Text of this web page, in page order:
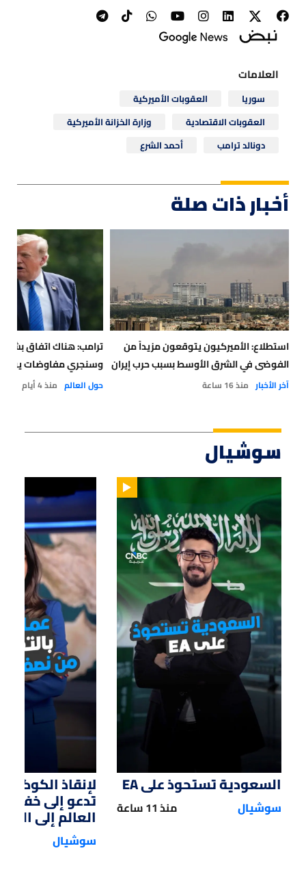
العلامات
سوريا
العقوبات الأميركية
العقوبات الاقتصادية
وزارة الخزانة الأميركية
دونالد ترامب
أحمد الشرع
أخبار ذات صلة
استطلاع: الأميركيون يتوقعون مزيداً من
الفوضى في الشرق الأوسط بسبب حرب إيران
آخر الأخبار منذ 16 ساعة
ترامب: هناك اتفاق
وسنجري مفاوضات يوم
حول العالم منذ 4 أيام
سوشيال
01:12
السعودية تستحوذ على EA
سوشيال منذ 11 ساعة
لإنقاذ
تدعو إلى
العالم إلى
سوشيال